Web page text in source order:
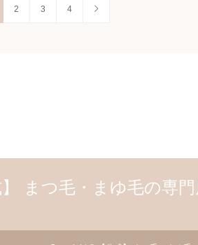
2 3 4
】 まつ毛・まゆ毛の専